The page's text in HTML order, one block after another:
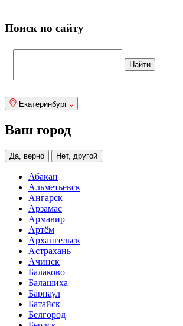
Поиск по сайту
Екатеринбург
Ваш город
Да, верно Нет, другой
Абакан
Альметьевск
Ангарск
Арзамас
Армавир
Артём
Архангельск
Астрахань
Ачинск
Балаково
Балашиха
Барнаул
Батайск
Белгород